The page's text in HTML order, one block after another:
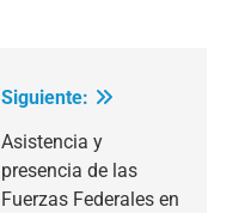
Siguiente:
Asistencia y
presencia de las
Fuerzas Federales en